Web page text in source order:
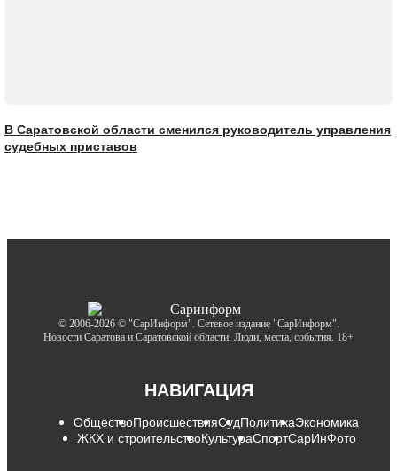
В Саратовской области сменился руководитель управления
судебных приставов
© 2006-2026 © "СарИнформ". Сетевое издание "СарИнформ".
Новости Саратова и Саратовской области. Люди, места, события. 18+
НАВИГАЦИЯ
ОбществоПроисшествияСудПолитикаЭкономика
ЖКХ и строительствоКультураСпортСарИнФото